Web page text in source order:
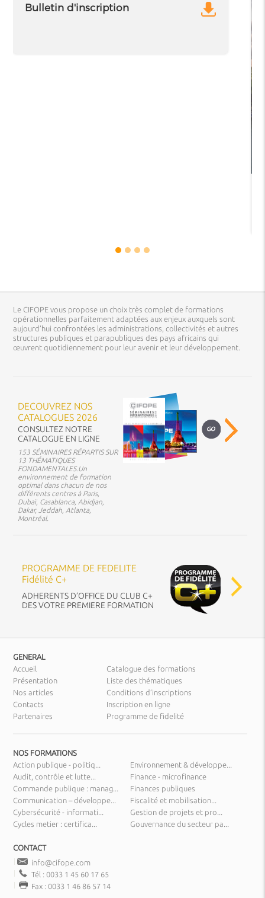
Bulletin d'inscription
Le CIFOPE vous propose un choix très complet de formations
opérationnelles parfaitement adaptées aux enjeux auxquels sont
aujourd’hui confrontées les administrations, collectivités et autres
structures publiques et parapubliques des pays africains qui
œuvrent quotidiennement pour leur avenir et leur développement.
DECOUVREZ NOS
CATALOGUES 2026
CONSULTEZ NOTRE
CATALOGUE EN LIGNE
153 SÉMINAIRES RÉPARTIS SUR
13 THÉMATIQUES
FONDAMENTALES.Un
environnement de formation
optimal dans chacun de nos
différents centres à Paris,
Dubaï, Casablanca, Abidjan,
Dakar, Jeddah, Atlanta,
Montréal.
PROGRAMME DE FEDELITE
Fidélité C+
ADHERENTS D’OFFICE DU CLUB C+
DES VOTRE PREMIERE FORMATION
GENERAL
Accueil
Présentation
Nos articles
Contacts
Partenaires
Catalogue des formations
Liste des thématiques
Conditions d’inscriptions
Inscription en ligne
Programme de fidelité
NOS FORMATIONS
Action publique - politiq...
Audit, contrôle et lutte...
Commande publique : manag...
Communication – développe...
Cybersécurité - informati...
Cycles metier : certifica...
Environnement & développe...
Finance - microfinance
Finances publiques
Fiscalité et mobilisation...
Gestion de projets et pro...
Gouvernance du secteur pa...
CONTACT
info@cifope.com
Tél : 0033 1 45 60 17 65
Fax : 0033 1 46 86 57 14